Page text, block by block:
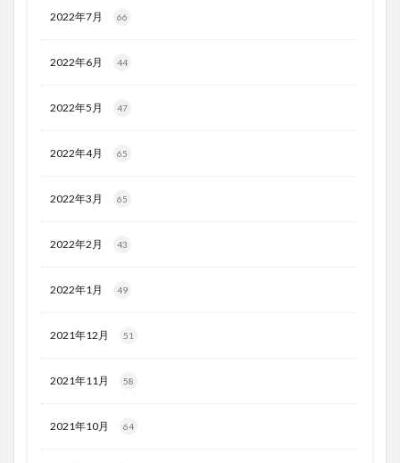
2022年7月 66
2022年6月 44
2022年5月 47
2022年4月 65
2022年3月 65
2022年2月 43
2022年1月 49
2021年12月 51
2021年11月 58
2021年10月 64